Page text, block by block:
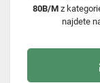
80B/M z
najdete